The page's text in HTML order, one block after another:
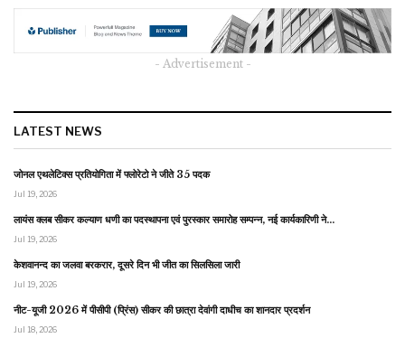
- Advertisement -
LATEST NEWS
जोनल एथलेटिक्स प्रतियोगिता में फ्लोरेटो ने जीते 35 पदक
Jul 19, 2026
लायंस क्लब सीकर कल्याण धणी का पदस्थापना एवं पुरस्कार समारोह सम्पन्न, नई कार्यकारिणी ने…
Jul 19, 2026
केशवानन्द का जलवा बरकरार, दूसरे दिन भी जीत का सिलसिला जारी
Jul 19, 2026
नीट-यूजी 2026 में पीसीपी (प्रिंस) सीकर की छात्रा देवांगी दाधीच का शानदार प्रदर्शन
Jul 18, 2026